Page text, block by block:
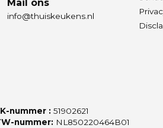
Mail ons
info@thuiskeukens.nl
nummer : 51902621
nummer: NL850220464B01